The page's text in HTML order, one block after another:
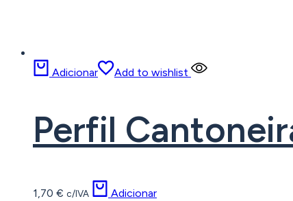
Adicionar Add to wishlist
Perfil
1,70 € c/IVA Adicionar